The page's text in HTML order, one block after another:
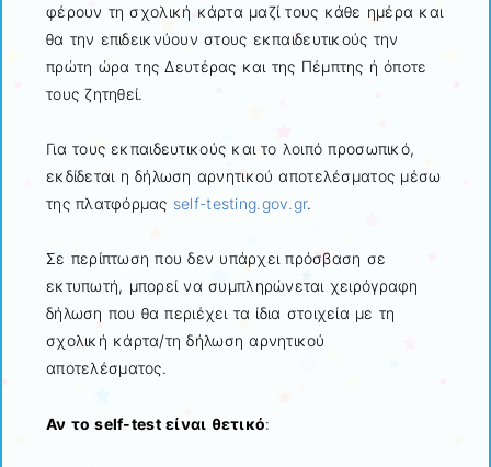
φέρουν τη σχολική κάρτα μαζί τους κάθε ημέρα και
θα την επιδεικνύουν στους εκπαιδευτικούς την
πρώτη ώρα της Δευτέρας και της Πέμπτης ή όποτε
τους ζητηθεί.
Για τους εκπαιδευτικούς και το λοιπό προσωπικό,
εκδίδεται η δήλωση αρνητικού αποτελέσματος μέσω
της πλατφόρμας self-testing.gov.gr.
Σε περίπτωση που δεν υπάρχει πρόσβαση σε
εκτυπωτή, μπορεί να συμπληρώνεται χειρόγραφη
δήλωση που θα περιέχει τα ίδια στοιχεία με τη
σχολική κάρτα/τη δήλωση αρνητικού
αποτελέσματος.
Αν το self-test είναι θετικό: